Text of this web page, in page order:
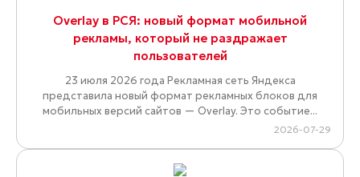
Overlay в РСЯ: новый формат мобильной
рекламы, который не раздражает
пользователей
23 июля 2026 года Рекламная сеть Яндекса
представила новый формат рекламных блоков для
мобильных версий сайтов — Overlay. Это событие...
2026-07-29